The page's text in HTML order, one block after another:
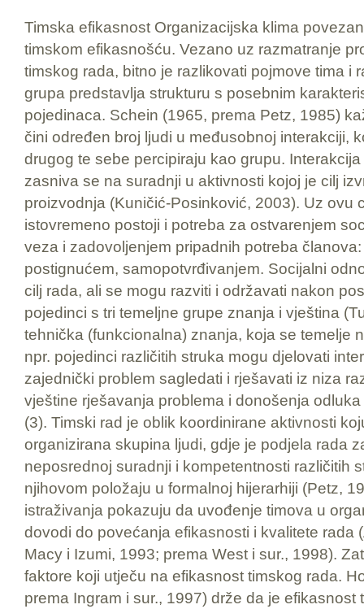
Timska efikasnost Organizacijska klima
timskom efikasnošću. Vezano uz razmatranje
timskog rada, bitno je razlikovati pojmove tima i
grupa predstavlja strukturu s posebnim
pojedinaca. Schein (1965, prema Petz, 1985)
čini određen broj ljudi u međusobnoj interakciji,
drugog te sebe percipiraju kao grupu.
zasniva se na suradnji u aktivnosti kojoj je cilj
proizvodnja (Kuničić-Posinković, 2003). Uz ovu
istovremeno postoji i potreba za ostvarenjem
veza i zadovoljenjem pripadnih potreba
postignućem, samopotvrđivanjem. Socijalni
cilj rada, ali se mogu razviti i održavati nakon
pojedinci s tri temeljne grupe znanja i vještina
tehnička (funkcionalna) znanja, koja se temelje
npr. pojedinci različitih struka mogu djelovati
zajednički problem sagledati i rješavati iz niza
vještine rješavanja problema i donošenja
(3). Timski rad je oblik koordinirane aktivnosti
organizirana skupina ljudi, gdje je podjela rada
neposrednoj suradnji i kompetentnosti različitih
njihovom položaju u formalnoj hijerarhiji (Petz,
istraživanja pokazuju da uvođenje timova u
dovodi do povećanja efikasnosti i kvalitete rada
Macy i Izumi, 1993; prema West i sur., 1998).
faktore koji utječu na efikasnost timskog rada.
prema Ingram i sur., 1997) drže da je efikasnost